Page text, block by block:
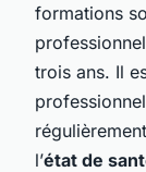
formations
trois ans. Il
l’état de